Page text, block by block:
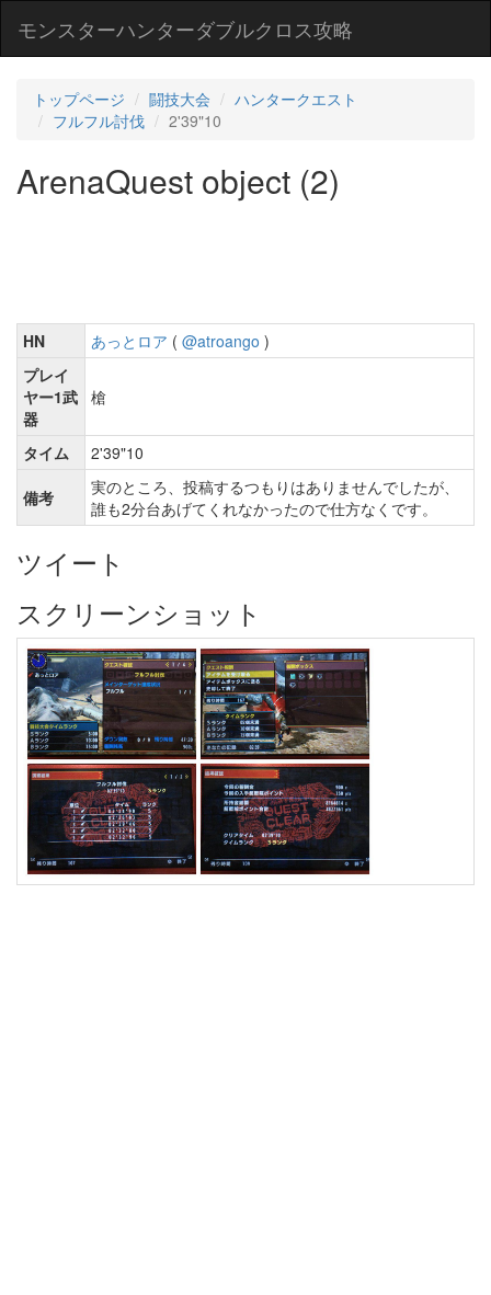
モンスターハンターダブルクロス攻略
トップページ 闘技大会
ハンタークエスト
フルフル討伐
2'39"10
ArenaQuest object (2)
HN あっとロア ( @atroango )
プレイ
ヤー1武
器
槍
タイム 2'39"10
備考
実のところ、投稿するつもりはありませんでしたが、
誰も2分台あげてくれなかったので仕方なくです。
ツイート
スクリーンショット